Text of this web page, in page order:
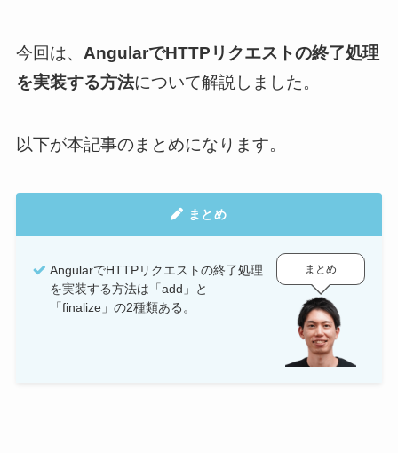
今回は、 AngularでHTTPリクエストの終了処理
を実装する方法について解説しました。
以下が本記事のまとめになります。
まとめ
AngularでHTTPリクエストの終了処理
を実装する方法は「add」と
「finalize」の2種類ある。
まとめ